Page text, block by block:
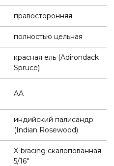
правосторонняя
полностью цельная
красная ель (Adirondack
Spruce)
AA
индийский палисандр
(Indian Rosewood)
X-bracing скалопованная
5/16"